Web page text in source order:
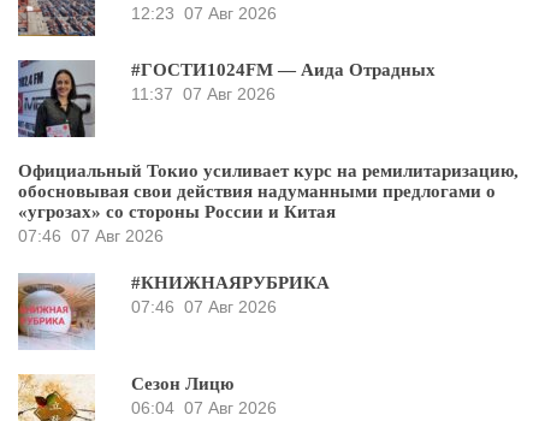
12:23 07 Авг 2026
#ГОСТИ1024FM — Аида Отрадных
11:37 07 Авг 2026
Официальный Токио усиливает курс на ремилитаризацию,
обосновывая свои действия надуманными предлогами о
«угрозах» со стороны России и Китая
07:46 07 Авг 2026
#КНИЖНАЯРУБРИКА
07:46 07 Авг 2026
Сезон Лицю
06:04 07 Авг 2026